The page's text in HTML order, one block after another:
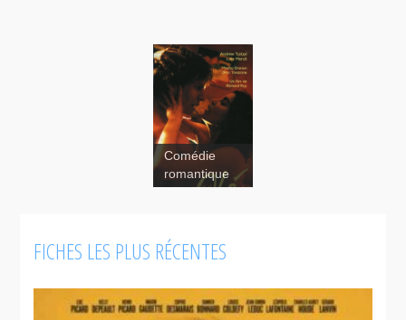
Café Olé
Moody
Beach
Comédie
romantique
FICHES LES PLUS RÉCENTES